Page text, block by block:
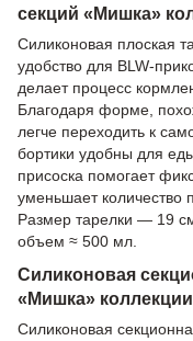
секций «Мишка»
Силиконовая плоская
удобство для BLW-
делает процесс
Благодаря форме,
легче переходить к
бортики удобны для
присоска помогает
уменьшает количество
Размер тарелки — 19
объем ≈ 500 мл.
Силиконовая
«Мишка»
Силиконовая